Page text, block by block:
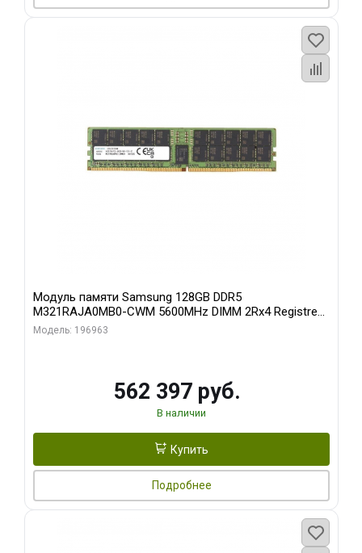
Модуль памяти Samsung 128GB DDR5
M321RAJA0MB0-CWM 5600MHz DIMM 2Rx4 Registred
ECC
Модель: 196963
562 397 руб.
В наличии
Купить
Подробнее